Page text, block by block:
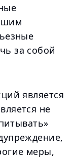
за собой
является
не
меры,